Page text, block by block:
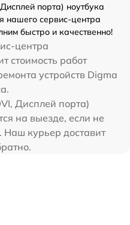
порта) ноутбука
нашего сервис-центра
быстро и качественно!
центра
стоимость работ
устройств Digma
Дисплей порта)
на выезде, если не
Наш курьер доставит